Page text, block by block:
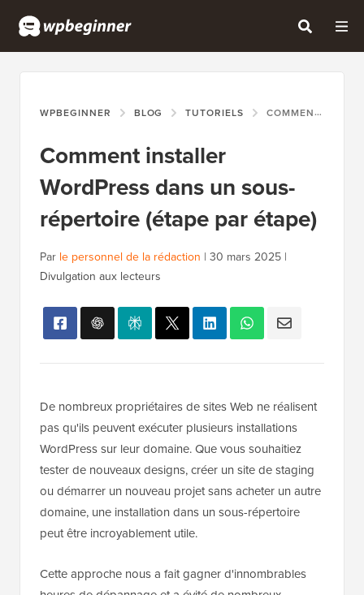
WPBEGINNER BLOG TUTORIELS COMMENT INSTALLER WORDPRESS DANS UN SOUS-RÉPERTOIRE (ÉTAPE PAR ÉTAPE)
Comment installer
WordPress dans un sous-
répertoire (étape par étape)
Par le personnel de la rédaction | 30 mars 2025 |
Divulgation aux lecteurs
De nombreux propriétaires de sites Web ne réalisent
pas qu'ils peuvent exécuter plusieurs installations
WordPress sur leur domaine. Que vous souhaitiez
tester de nouveaux designs, créer un site de staging
ou démarrer un nouveau projet sans acheter un autre
domaine, une installation dans un sous-répertoire
peut être incroyablement utile.
Cette approche nous a fait gagner d'innombrables